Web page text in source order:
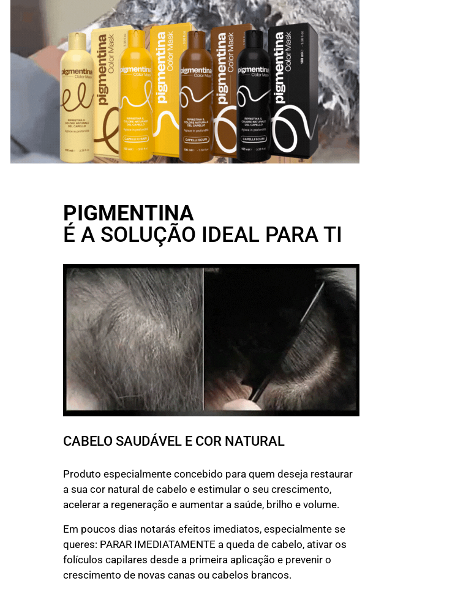
PIGMENTINA
É A SOLUÇÃO IDEAL PARA TI
CABELO SAUDÁVEL E COR NATURAL
Produto especialmente concebido para quem deseja restaurar
a sua cor natural de cabelo e estimular o seu crescimento,
acelerar a regeneração e aumentar a saúde, brilho e volume.
Em poucos dias notarás efeitos imediatos, especialmente se
queres: PARAR IMEDIATAMENTE a queda de cabelo, ativar os
folículos capilares desde a primeira aplicação e prevenir o
crescimento de novas canas ou cabelos brancos.